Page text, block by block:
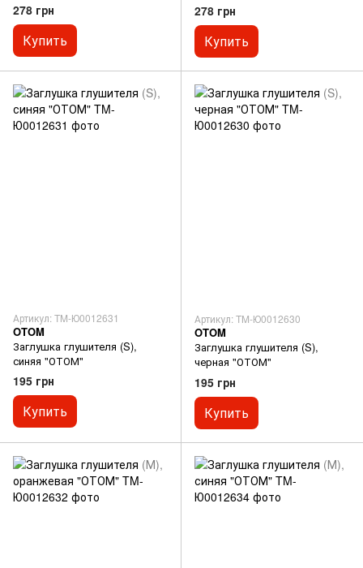
278 грн
Купить
278 грн
Купить
Артикул: TM-Ю0012631
OTOM
Заглушка глушителя (S),
синяя "ОТОМ"
195 грн
Купить
Артикул: TM-Ю0012630
OTOM
Заглушка глушителя (S),
черная "ОТОМ"
195 грн
Купить